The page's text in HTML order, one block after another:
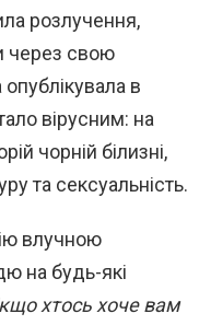
розлучення,
через свою
опублікувала в
вірусним: на
чорній білизні,
та сексуальність.
влучною
на будь-які
хтось хоче вам